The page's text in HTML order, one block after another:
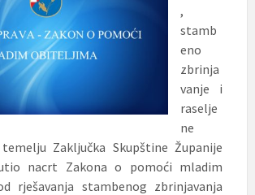
,
stamb
eno
zbrinja
vanje i
raselje
ne
Zaključka Skupštine Županije
nacrt Zakona o pomoći mladim
rješavanja stambenog zbrinjavanja